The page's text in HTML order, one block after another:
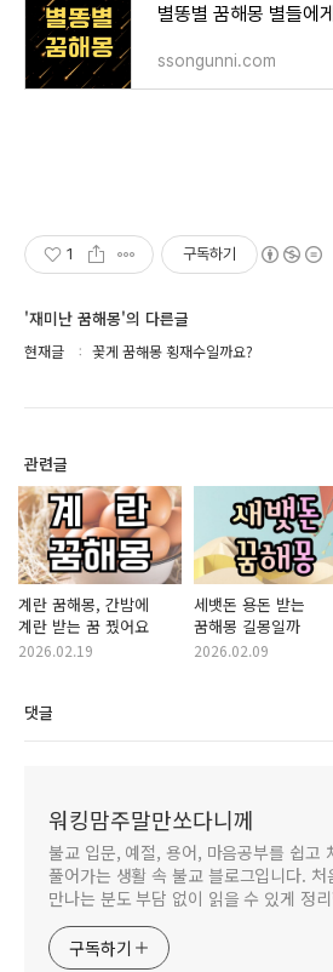
별똥별 꿈해몽 별들에
ssongunni.com
1 구독하기
'재미난 꿈해몽'의 다른글
현재글 꽃게 꿈해몽 횡재수일까요?
관련글
계란 꿈해몽, 간밤에
계란 받는 꿈 꿨어요
2026.02.19
세뱃돈 용돈 받는
꿈해몽 길몽일까
2026.02.09
댓글
워킹맘주말만쏘다니께
불교 입문, 예절, 용어, 마음공부를 쉽고
풀어가는 생활 속 불교 블로그입니다. 처
만나는 분도 부담 없이 읽을 수 있게 정
구독하기